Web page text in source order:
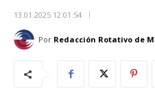
13.01.2025 12:01:54
Por Redacción Rotativo de